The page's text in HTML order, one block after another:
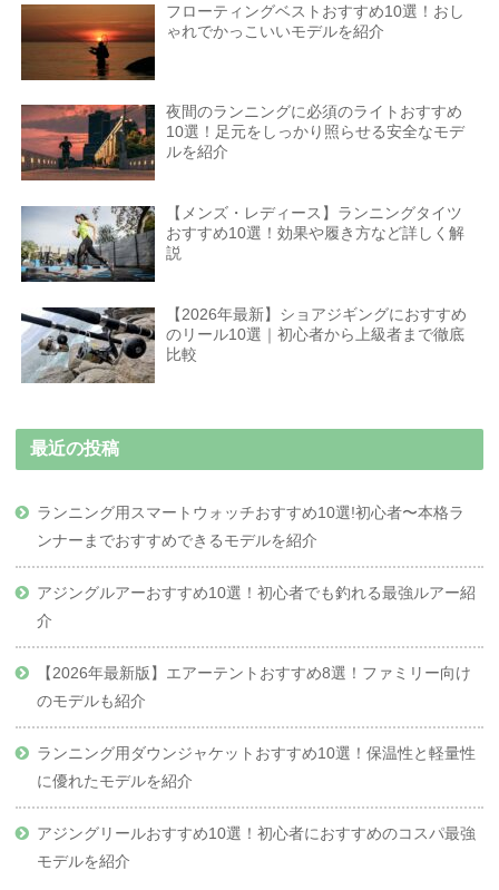
フローティングベストおすすめ10選！おし
ゃれでかっこいいモデルを紹介
夜間のランニングに必須のライトおすすめ
10選！足元をしっかり照らせる安全なモデ
ルを紹介
【メンズ・レディース】ランニングタイツ
おすすめ10選！効果や履き方など詳しく解
説
【2026年最新】ショアジギングにおすすめ
のリール10選｜初心者から上級者まで徹底
比較
最近の投稿
ランニング用スマートウォッチおすすめ10選!初心者〜本格ラ
ンナーまでおすすめできるモデルを紹介
アジングルアーおすすめ10選！初心者でも釣れる最強ルアー紹
介
【2026年最新版】エアーテントおすすめ8選！ファミリー向け
のモデルも紹介
ランニング用ダウンジャケットおすすめ10選！保温性と軽量性
に優れたモデルを紹介
アジングリールおすすめ10選！初心者におすすめのコスパ最強
モデルを紹介